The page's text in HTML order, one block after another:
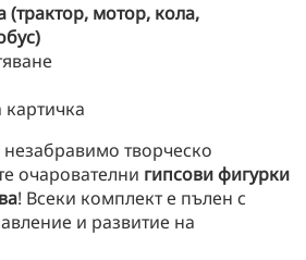
(трактор, мотор, кола,
творческо
очарователни гипсови фигурки
! Всеки комплект е пълен с
и развитие на